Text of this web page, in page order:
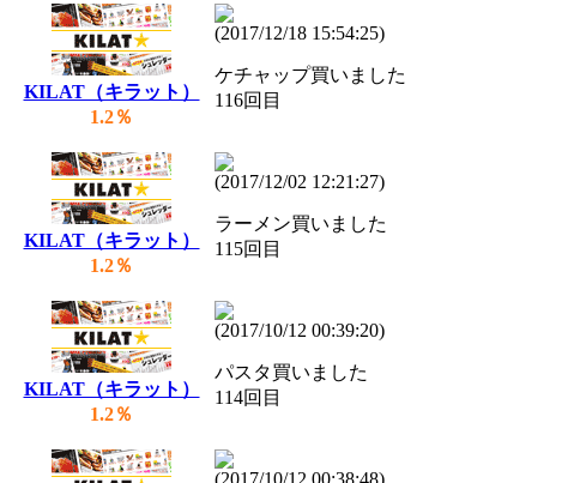
KILAT（キラット）
1.2％
(2017/12/18 15:54:25)
ケチャップ買いました
116回目
KILAT（キラット）
1.2％
(2017/12/02 12:21:27)
ラーメン買いました
115回目
KILAT（キラット）
1.2％
(2017/10/12 00:39:20)
パスタ買いました
114回目